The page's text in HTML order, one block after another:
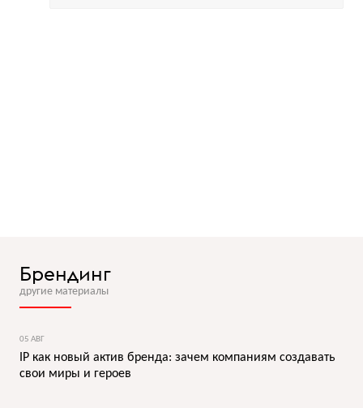
Брендинг
другие материалы
05 АВГ
IP как новый актив бренда: зачем компаниям создавать
свои миры и героев